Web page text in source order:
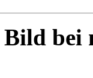
bei